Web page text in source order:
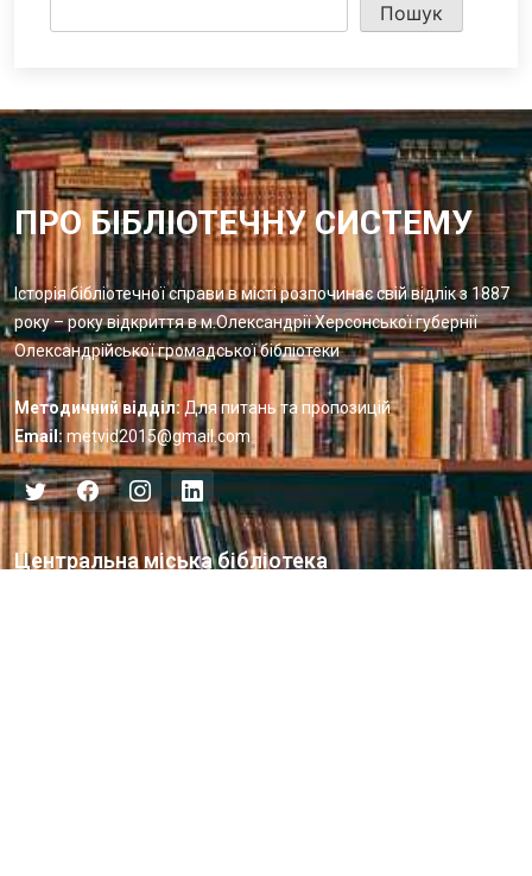
Пошук
ПРО БІБЛІОТЕЧНУ СИСТЕМУ
Історія бібліотечної справи в місті розпочинає свій відлік з 1887
року – року відкриття в м.Олександрії Херсонської губернії
Олександрійської громадської бібліотеки
Методичний відділ: Для питань та пропозицій
Email: metvid2015@gmail.com
Центральна міська бібліотека